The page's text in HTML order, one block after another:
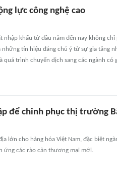
lực công nghệ cao
nhập khẩu từ đầu năm đến nay không
tín hiệu đáng chú ý từ sự gia tăng
quá trình chuyển dịch sang các ngành có
để chinh phục thị trường
lớn cho hàng hóa Việt Nam, đặc biệt
ứng các rào cản thương mại mới.